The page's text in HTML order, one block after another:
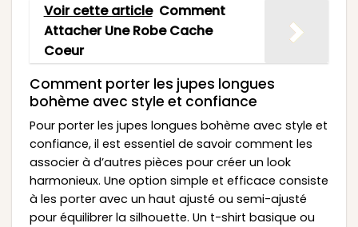
Voir cette article Comment
Attacher Une Robe Cache
Coeur
Comment porter les jupes longues
bohème avec style et confiance
Pour porter les jupes longues bohème avec style et
confiance, il est essentiel de savoir comment les
associer à d’autres pièces pour créer un look
harmonieux. Une option simple et efficace consiste
à les porter avec un haut ajusté ou semi-ajusté
pour équilibrer la silhouette. Un t-shirt basique ou